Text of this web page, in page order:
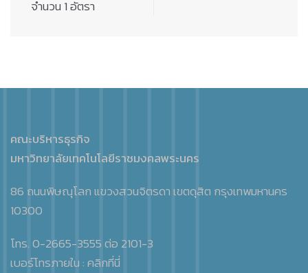
จำนวน 1 อัตรา
คณะบริหารธุรกิจ
มหาวิทยาลัยเทคโนโลยีราชมงคลพระนคร
86 ถนนพิษณุโลก แขวงสวนจิตรดา เขตดุสิต กรุงเทพมหานคร
10300
โทร. 0-2665-3555 ต่อ 2101-3
เบอร์โทรภายใน :คลิกที่นี่